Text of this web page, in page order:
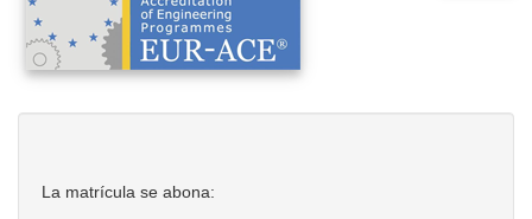
La matrícula se abona: